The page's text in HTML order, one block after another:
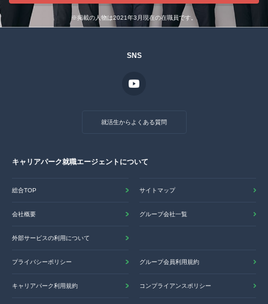
※掲載の人物は2021年3月現在の在職員です。
SNS
就活生からよくある質問
キャリアパーク就職エージェントについて
総合TOP サイトマップ
会社概要 グループ会社一覧
外部サービスの利用について
プライバシーポリシー グループ会員利用規約
キャリアパーク利用規約 コンプライアンスポリシー